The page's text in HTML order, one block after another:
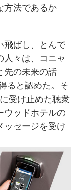
方法であるか
飛ばし、とんで
人々は、コニャ
先の未来の話
ると認めた。そ
受け止めた聴衆
ウッドホテルの
ッセージを受け